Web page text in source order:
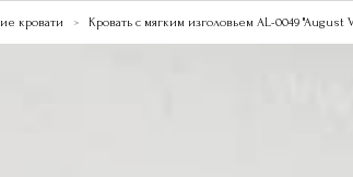
кровати Кровать с мягким изголовьем AL-0049 "August